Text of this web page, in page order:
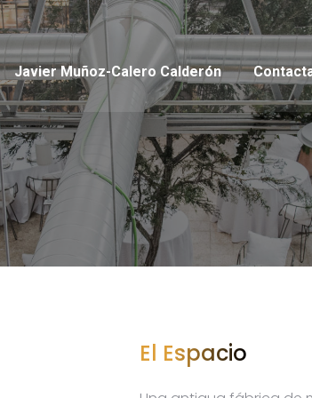
Javier Muñoz-Calero Calderón
Estás aquí:
Inicio
El Espacio